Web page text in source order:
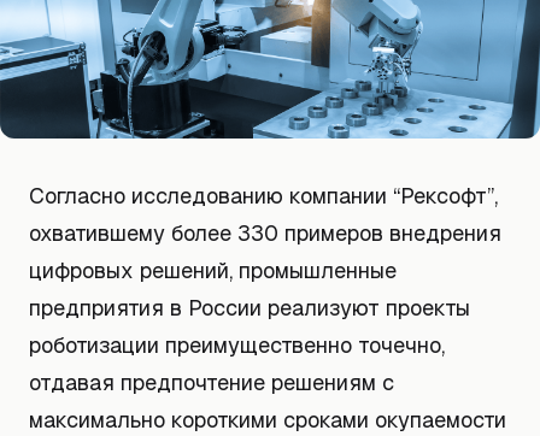
Согласно исследованию компании “Рексофт”,
охватившему более 330 примеров внедрения
цифровых решений, промышленные
предприятия в России реализуют проекты
роботизации преимущественно точечно,
отдавая предпочтение решениям с
максимально короткими сроками окупаемости